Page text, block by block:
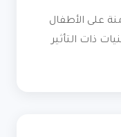
على الأطفال
ذات التأثير